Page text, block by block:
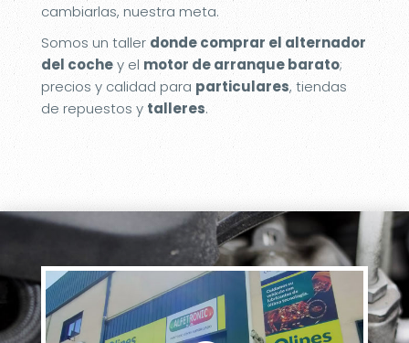
cambiarlas, nuestra meta.
Somos un taller donde comprar el alternador
del cochey el motor de arranque barato;
precios y calidad para particulares, tiendas
de repuestos y talleres.